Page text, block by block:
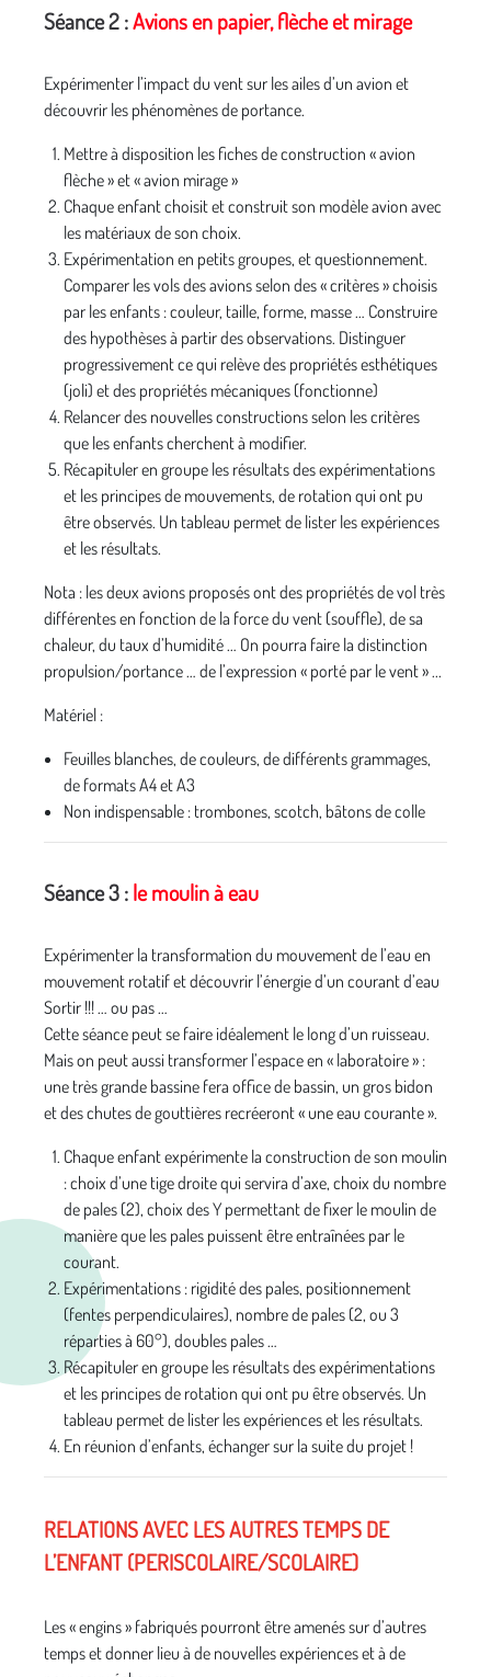
Séance 2 :Avions en papier, flèche et mirage
Expérimenter l’impact du vent sur les ailes d’un avion et
découvrir les phénomènes de portance.
Mettre à disposition les fiches de construction « avion
flèche » et « avion mirage »
Chaque enfant choisit et construit son modèle avion avec
les matériaux de son choix.
Expérimentation en petits groupes, et questionnement.
Comparer les vols des avions selon des « critères » choisis
par les enfants : couleur, taille, forme, masse … Construire
des hypothèses à partir des observations. Distinguer
progressivement ce qui relève des propriétés esthétiques
(joli) et des propriétés mécaniques (fonctionne)
Relancer des nouvelles constructions selon les critères
que les enfants cherchent à modifier.
Récapituler en groupe les résultats des expérimentations
et les principes de mouvements, de rotation qui ont pu
être observés. Un tableau permet de lister les expériences
et les résultats.
Nota : les deux avions proposés ont des propriétés de vol très
différentes en fonction de la force du vent (souffle), de sa
chaleur, du taux d’humidité … On pourra faire la distinction
propulsion/portance … de l’expression « porté par le vent » ...
Matériel :
Feuilles blanches, de couleurs, de différents grammages,
de formats A4 et A3
Non indispensable : trombones, scotch, bâtons de colle
Séance 3 :le moulin à eau
Expérimenter la transformation du mouvement de l’eau en
mouvement rotatif et découvrir l’énergie d’un courant d’eau
Sortir !!! … ou pas …
Cette séance peut se faire idéalement le long d’un ruisseau.
Mais on peut aussi transformer l’espace en « laboratoire » :
une très grande bassine fera office de bassin, un gros bidon
et des chutes de gouttières recréeront « une eau courante ».
Chaque enfant expérimente la construction de son moulin
: choix d’une tige droite qui servira d’axe, choix du nombre
de pales (2), choix des Y permettant de fixer le moulin de
manière que les pales puissent être entraînées par le
courant.
Expérimentations : rigidité des pales, positionnement
(fentes perpendiculaires), nombre de pales (2, ou 3
réparties à 60°), doubles pales …
Récapituler en groupe les résultats des expérimentations
et les principes de rotation qui ont pu être observés. Un
tableau permet de lister les expériences et les résultats.
En réunion d’enfants, échanger sur la suite du projet !
RELATIONS AVEC LES AUTRES TEMPS DE
L’ENFANT (PERISCOLAIRE/SCOLAIRE)
Les « engins » fabriqués pourront être amenés sur d’autres
temps et donner lieu à de nouvelles expériences et à de